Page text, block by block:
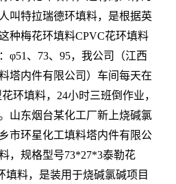
叫特拉瑞德环填料，是根据英
种梅花环填料CPVC花环填料
φ51、73、95，我公司（江西
塔内件有限公司）车间每天在
环填料，24小时三班倒作业，
山东烟台某化工厂新上烧碱氯
市环星化工填料塔内件有限公
，规格型号73*27*3泰勒花
填料，是装用于烧碱氯碱项目